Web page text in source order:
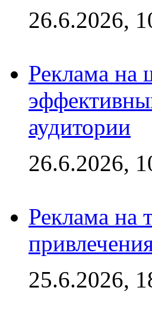
26.6.2026,
Реклама на
аудитории
26.6.2026,
Реклама на
25.6.2026,